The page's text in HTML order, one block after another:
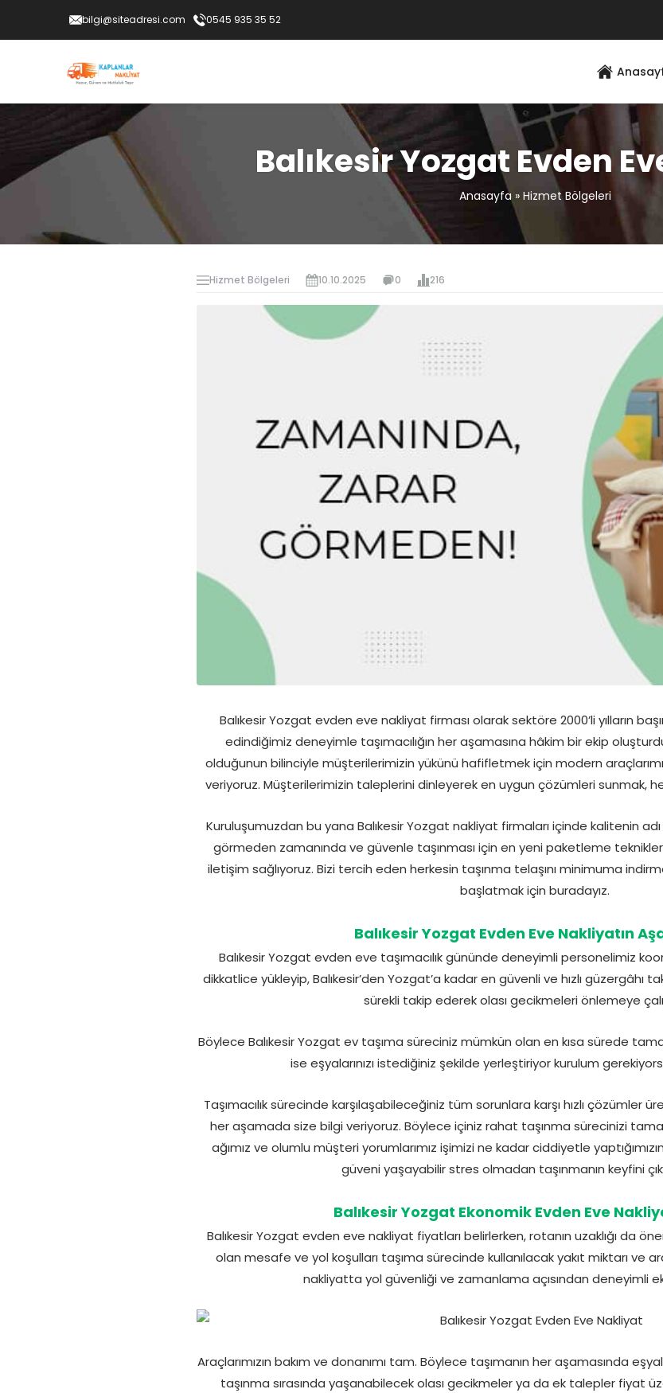
bilgi@siteadresi.com 0545 935 35 52
Balıkesir Yozgat Evden
Anasayfa» Hizmet Bölgeleri
Hizmet Bölgeleri 10.10.2025 0 216
Balıkesir Yozgat evden eve nakliyat firması olarak sektöre 2000’li yılların
edindiğimiz deneyimle taşımacılığın her aşamasına hâkim bir ekip
olduğunun bilinciyle müşterilerimizin yükünü hafifletmek için modern
veriyoruz. Müşterilerimizin taleplerini dinleyerek en uygun çözümleri sunmak,
Kuruluşumuzdan bu yana Balıkesir Yozgat nakliyat firmaları içinde kalitenin adı
görmeden zamanında ve güvenle taşınması için en yeni paketleme
iletişim sağlıyoruz. Bizi tercih eden herkesin taşınma telaşını minimuma
başlatmak için buradayız.
Balıkesir Yozgat Evden Eve Nakliyatın
Balıkesir Yozgat evden eve taşımacılık gününde deneyimli personelimiz
dikkatlice yükleyip, Balıkesir’den Yozgat’a kadar en güvenli ve hızlı güzergâhı
sürekli takip ederek olası gecikmeleri önlemeye
Böylece Balıkesir Yozgat ev taşıma süreciniz mümkün olan en kısa sürede
ise eşyalarınızı istediğiniz şekilde yerleştiriyor kurulum
Taşımacılık sürecinde karşılaşabileceğiniz tüm sorunlara karşı hızlı çözümler
her aşamada size bilgi veriyoruz. Böylece içiniz rahat taşınma sürecinizi
ağımız ve olumlu müşteri yorumlarımız işimizi ne kadar ciddiyetle
güveni yaşayabilir stres olmadan taşınmanın keyfini
Balıkesir Yozgat Ekonomik Evden Eve
Balıkesir Yozgat evden eve nakliyat fiyatları belirlerken, rotanın uzaklığı da
olan mesafe ve yol koşulları taşıma sürecinde kullanılacak yakıt miktarı ve
nakliyatta yol güvenliği ve zamanlama açısından deneyimli
Araçlarımızın bakım ve donanımı tam. Böylece taşımanın her aşamasında
taşınma sırasında yaşanabilecek olası gecikmeler ya da ek talepler fiyat